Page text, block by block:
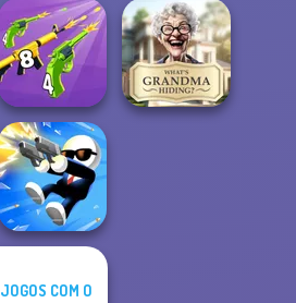
Only Up 3D
Parkour Go
Ascend
Dr. Panda Farm
Merge 2048 Gun
Rush
JOGOS COM O